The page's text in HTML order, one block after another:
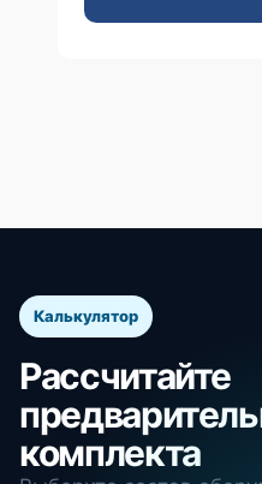
Калькулятор
Рассчитайте
комплекта